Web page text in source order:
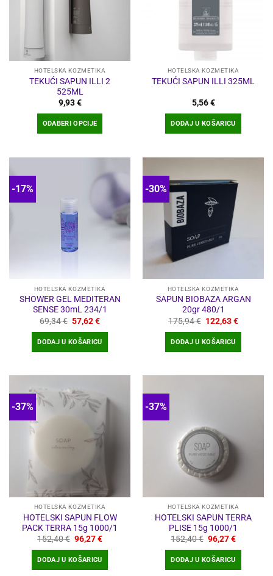
HOTELSKA KOZMETIKA
TEKUĆI SAPUN ILLI 2
525ML
9,93€
ODABERI OPCIJE
Opcije
se
mogu
odabrati
na
HOTELSKA KOZMETIKA
TEKUĆI SAPUN ILLI 325ML
5,56€
DODAJ U KOŠARICU
-17%
HOTELSKA KOZMETIKA
SHOWER GEL MEDITERAN
SENSE 30mL 234/1
69,34€ Izvorna
cijena
bila
je:
69,34 €.
57,62€Trenutna
57,62 €.
DODAJ U KOŠARICU
-30%
HOTELSKA KOZMETIKA
SAPUN BIOBAZA ARGAN
20gr 480/1
175,94€ Izvorna
cijena
bila
je:
175,94 €.
122,63€Trenutna
DODAJ U KOŠARICU
-37%
HOTELSKA KOZMETIKA
HOTELSKI SAPUN FLOW
PACK TERRA 15g 1000/1
152,40€ Izvorna
cijena
bila
je:
152,40 €.
96,27€Trenutna
DODAJ U KOŠARICU
-37%
HOTELSKA KOZMETIKA
HOTELSKI SAPUN TERRA
PLISE 15g 1000/1
152,40€ Izvorna
cijena
bila
je:
152,40 €.
96,27€Trenutna
DODAJ U KOŠARICU